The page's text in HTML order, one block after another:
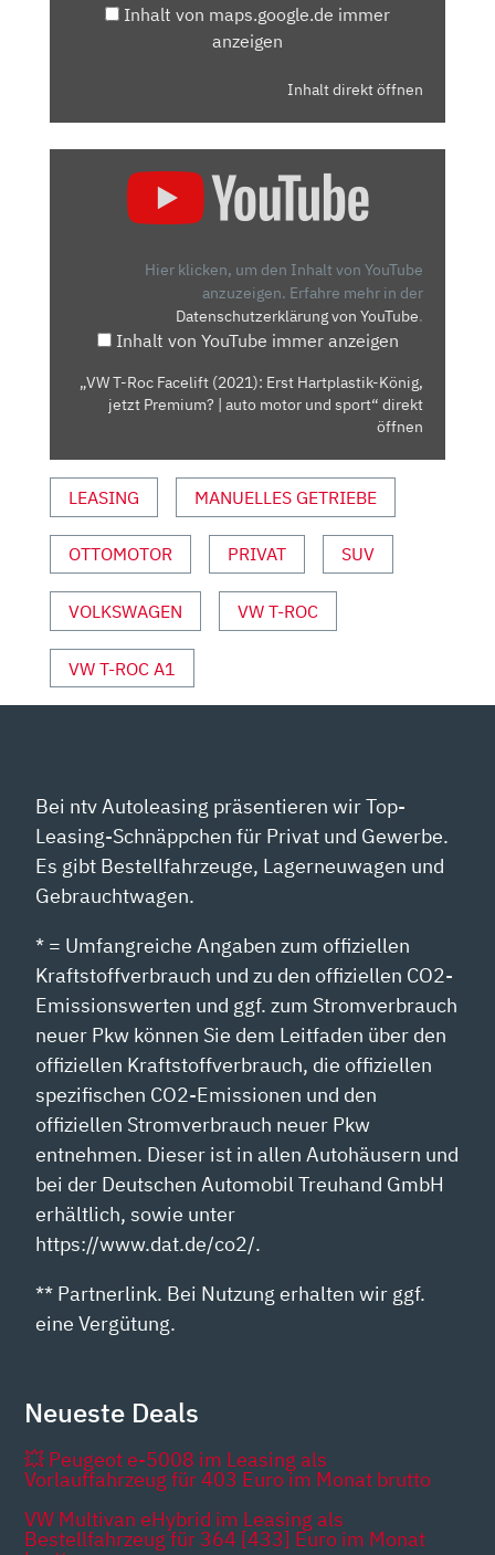
Inhalt von maps.google.de immer
anzeigen
Inhalt direkt öffnen
KÖNIG,
JETZT
PREMIUM?
MOTOR
UND
SPORT“
VON
ANZEIGEN
Hier klicken, um den Inhalt von YouTube
anzuzeigen. Erfahre mehr in der
Datenschutzerklärung von YouTube.
Inhalt von YouTube immer anzeigen
„VW T-Roc Facelift (2021): Erst Hartplastik-König,
jetzt Premium? | auto motor und sport“ direkt
öffnen
LEASING MANUELLES GETRIEBE
OTTOMOTOR PRIVAT SUV
VOLKSWAGEN VW T-ROC
VW T-ROC A1
Bei ntv Autoleasing präsentieren wir Top-
Leasing-Schnäppchen für Privat und Gewerbe.
Es gibt Bestellfahrzeuge, Lagerneuwagen und
Gebrauchtwagen.
* = Umfangreiche Angaben zum offiziellen
Kraftstoffverbrauch und zu den offiziellen CO2-
Emissionswerten und ggf. zum Stromverbrauch
neuer Pkw können Sie dem Leitfaden über den
offiziellen Kraftstoffverbrauch, die offiziellen
spezifischen CO2-Emissionen und den
offiziellen Stromverbrauch neuer Pkw
entnehmen. Dieser ist in allen Autohäusern und
bei der Deutschen Automobil Treuhand GmbH
erhältlich, sowie unter
https://www.dat.de/co2/.
** Partnerlink. Bei Nutzung erhalten wir ggf.
eine Vergütung.
Neueste Deals
💥 Peugeot e-5008 im Leasing als
Vorlauffahrzeug für 403 Euro im Monat brutto
VW Multivan eHybrid im Leasing als
Bestellfahrzeug für 364 [433] Euro im Monat